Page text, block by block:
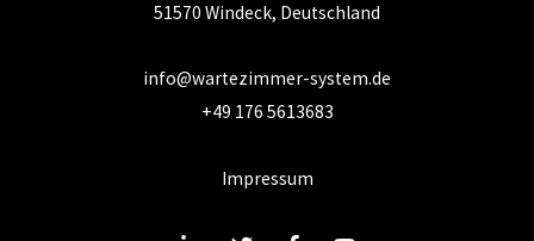
51570 Windeck, Deutschland
info@wartezimmer-system.de
+49 176 5613683
Impressum